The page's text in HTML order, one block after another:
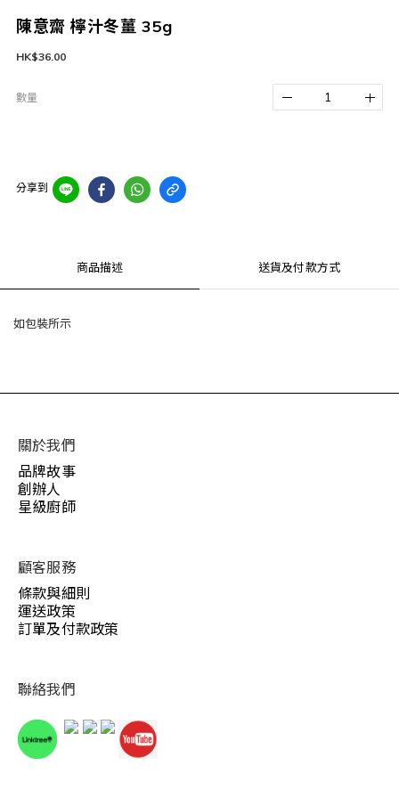
陳意齋 檸汁冬薑 35g
HK$36.00
數量
分享到
商品描述 送貨及付款方式
如包裝所示
關於我們
品牌故事
創辦人
星級廚師
顧客服務
條款與細則
運送政策
訂單及付款政策
聯絡我們